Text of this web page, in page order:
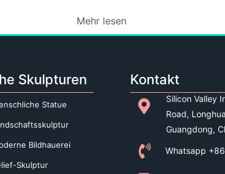
Mehr lesen
Skulpturen
Statue
Bildhauerei
Skulptur
Kontakt
Silicon Valley
Road,
Guangdong,
Whatsapp